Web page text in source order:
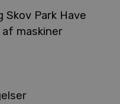
Skov Park Have
af maskiner